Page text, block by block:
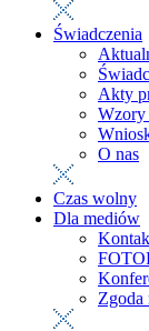
Świadczenia
Akty
Wzory
O nas
Czas wolny
Dla mediów
Zgoda